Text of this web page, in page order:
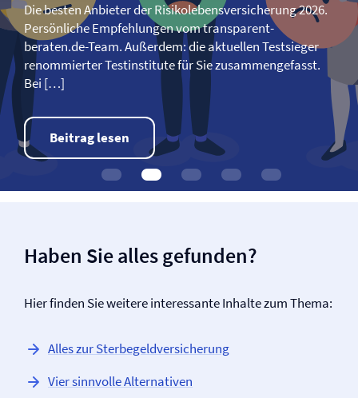
Die besten Anbieter der Risikolebens­­versicherung 2026.
Persönliche Empfehlungen vom transparent-
beraten.de-Team. Außerdem: die aktuellen Testsieger
renommierter Testinstitute für Sie zusammengefasst.
Bei […]
Beitrag lesen
Haben Sie alles gefunden?
Hier finden Sie weitere interessante Inhalte zum Thema:
Alles zur Sterbegeld­versicherung
Vier sinnvolle Alternativen